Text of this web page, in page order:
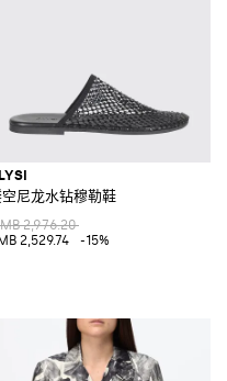
尼龙水钻穆勒鞋
2,976.20
2,529.74
-15%